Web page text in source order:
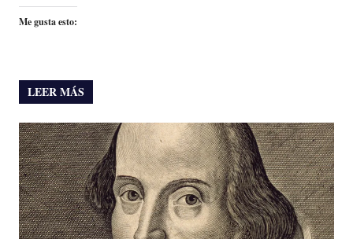
Me gusta esto:
LEER MÁS